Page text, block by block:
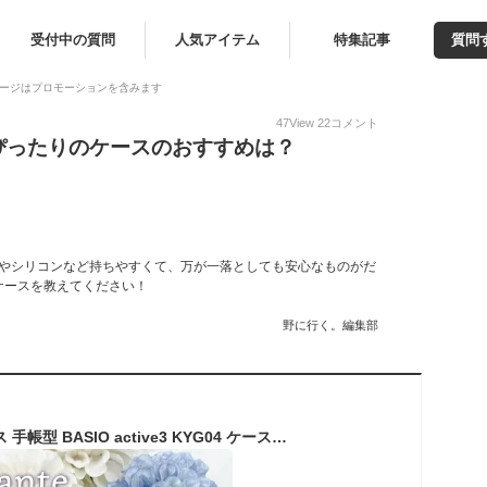
受付中の質問 人気アイテム 特集記事 質問
ジはプロモーションを含みます
47View 22コメント
たりのケースのおすすめは？
シリコンなど持ちやすくて、万が一落としても安心なものがだ
スを教えてください！
野に行く。編集部
BASIO active3 ケース 手帳型 BASIO active3 KYG04 ケース BASIO active3 手帳型ケース ベイシオ アクティブ3 カバー 手帳型 スマホケース BASIO active3 手帳型ケース 携帯ケース ベルトなし ストラップ かわいい 花柄 おしゃれ かわいい TOK